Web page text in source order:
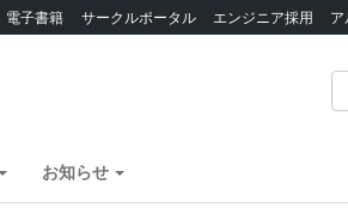
電子書籍 サークルポータル エンジニア採用
お知らせ